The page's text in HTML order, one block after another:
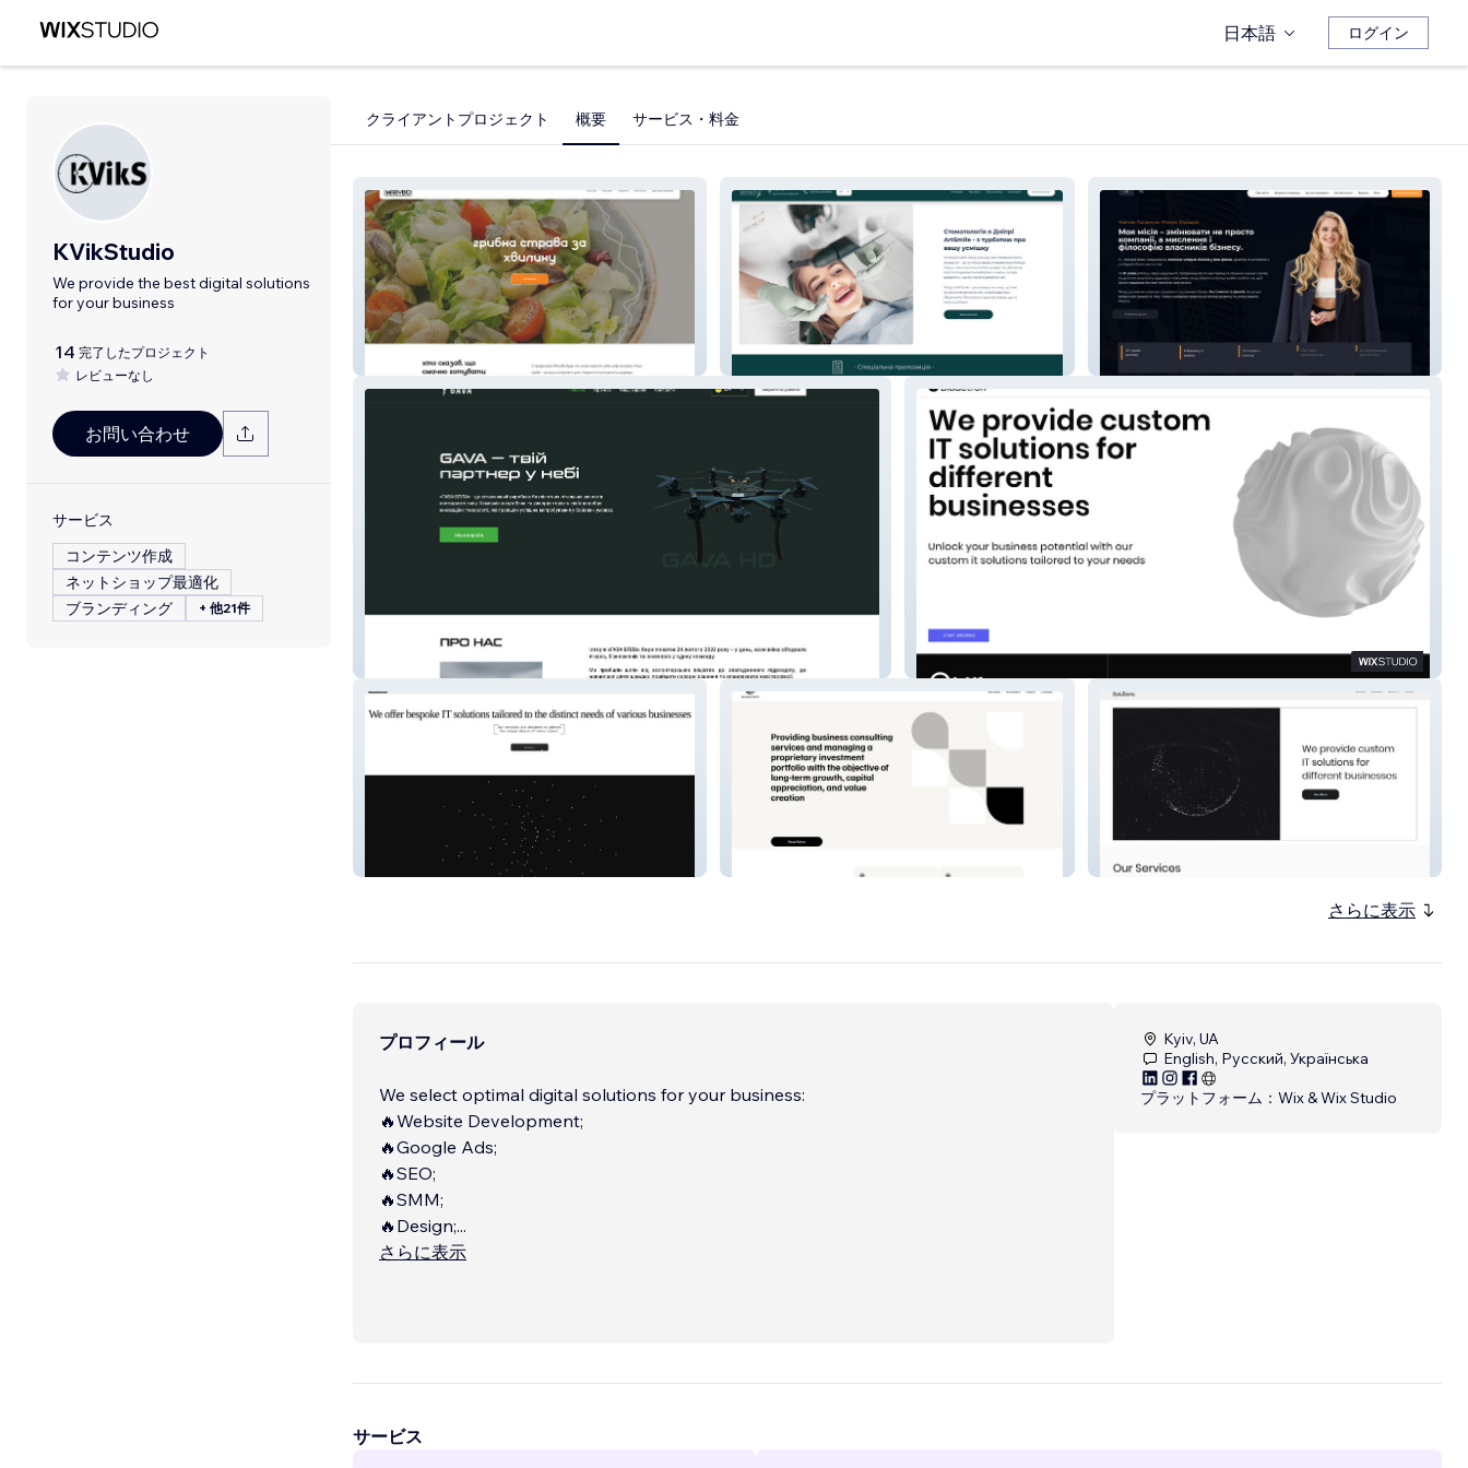
日本語 ログイン
KVikStudio
We provide the best digital solutions
for your business
14 完了したプロジェクト
レビューなし
お問い合わせ
サービス
コンテンツ作成
ネットショップ最適化
ブランディング
+ 他21件
クライアントプロジェクト 概要 サービス・料金
MaryBo ARTSMILE Viktoria Mova
Bladetron
Black Monk Ltd Insightix Solutions
さらに表示
プロフィール
We select optimal digital solutions for your business:
🔥Website Development;
🔥Google Ads;
🔥SEO;
🔥SMM;
🔥Design;...
さらに表示
Kyiv, UA
English, Русский, Українська
プラットフォーム： Wix & Wix Studio
サービス